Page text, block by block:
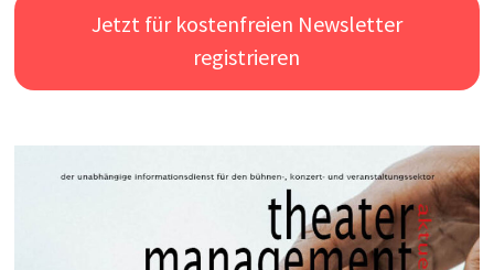
Jetzt für kostenfreien Newsletter
registrieren